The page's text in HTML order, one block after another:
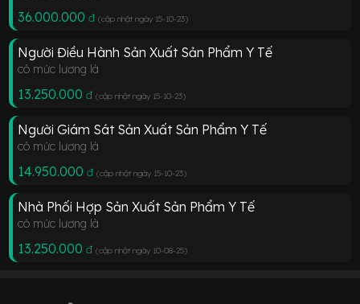
36.000.000 đ (cập nhật ngày 15-10-23)
Người Điều Hành Sản Xuất Sản Phẩm Y Tế
có mức lương là
13.250.000 đ (cập nhật ngày 15-10-23)
Người Giám Sát Sản Xuất Sản Phẩm Y Tế
có mức lương là
14.950.000 đ (cập nhật ngày 15-10-23)
Nhà Phối Hợp Sản Xuất Sản Phẩm Y Tế
có mức lương là
13.250.000 đ (cập nhật ngày 10-08-25)